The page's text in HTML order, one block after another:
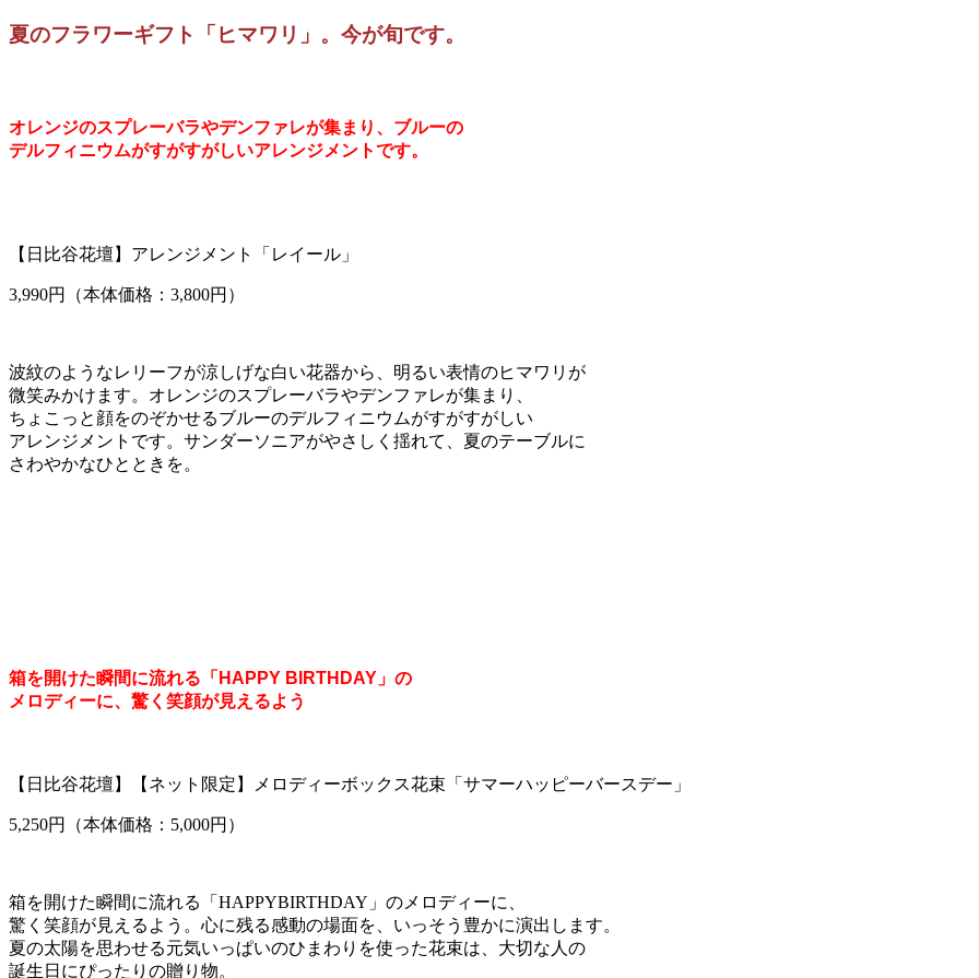
夏のフラワーギフト「ヒマワリ」。今が旬です。
オレンジのスプレーバラやデンファレが集まり、ブルーの
デルフィニウムがすがすがしいアレンジメントです。
【日比谷花壇】アレンジメント「レイール」
3,990円（本体価格：3,800円）
波紋のようなレリーフが涼しげな白い花器から、明るい表情のヒマワリが
微笑みかけます。オレンジのスプレーバラやデンファレが集まり、
ちょこっと顔をのぞかせるブルーのデルフィニウムがすがすがしい
アレンジメントです。サンダーソニアがやさしく揺れて、夏のテーブルに
さわやかなひとときを。
箱を開けた瞬間に流れる「HAPPY BIRTHDAY」の
メロディーに、驚く笑顔が見えるよう
【日比谷花壇】【ネット限定】メロディーボックス花束「サマーハッピーバースデー」
5,250円（本体価格：5,000円）
箱を開けた瞬間に流れる「HAPPYBIRTHDAY」のメロディーに、
驚く笑顔が見えるよう。心に残る感動の場面を、いっそう豊かに演出します。
夏の太陽を思わせる元気いっぱいのひまわりを使った花束は、大切な人の
誕生日にぴったりの贈り物。